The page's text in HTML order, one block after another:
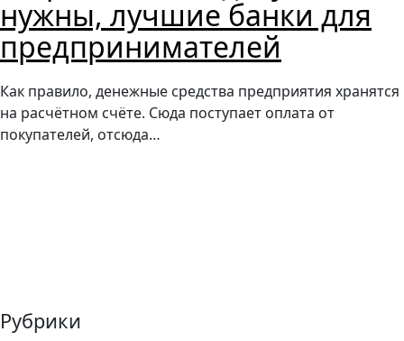
нужны, лучшие банки для
предпринимателей
Как правило, денежные средства предприятия хранятся
на расчётном счёте. Сюда поступает оплата от
покупателей, отсюда…
Рубрики